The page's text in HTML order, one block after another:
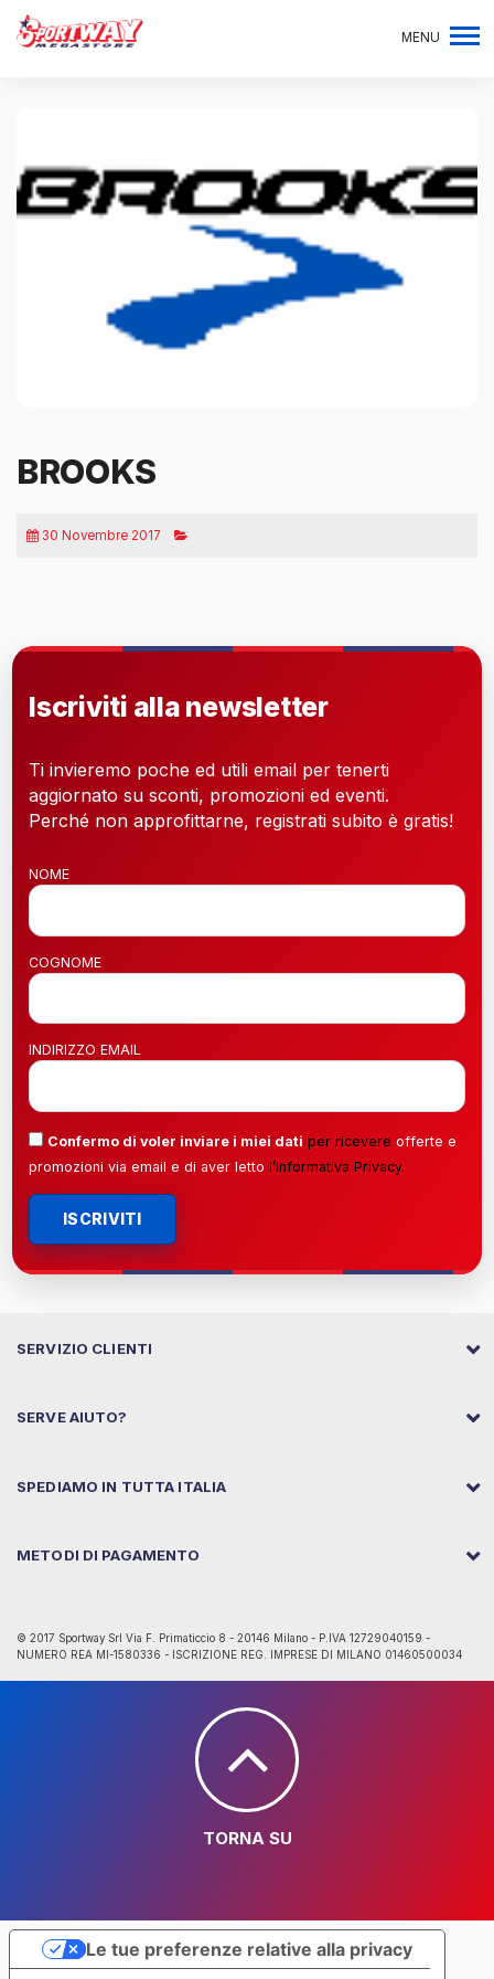
MENU
BROOKS
30 Novembre 2017
Iscriviti alla newsletter
Ti invieremo poche ed utili email per tenerti
aggiornato su sconti, promozioni ed eventi.
Perché non approfittarne, registrati subito è gratis!
NOME
COGNOME
INDIRIZZO EMAIL
Confermo di voler inviare i miei dati per ricevere offerte e
promozioni via email e di aver letto l’Informativa Privacy.
ISCRIVITI
SERVIZIO CLIENTI
SERVE AIUTO?
SPEDIAMO IN TUTTA ITALIA
METODI DI PAGAMENTO
© 2017 Sportway Srl Via F. Primaticcio 8 - 20146 Milano - P.IVA 12729040159 -
NUMERO REA MI-1580336 - ISCRIZIONE REG. IMPRESE DI MILANO 01460500034
TORNA SU
Le tue preferenze relative alla privacy